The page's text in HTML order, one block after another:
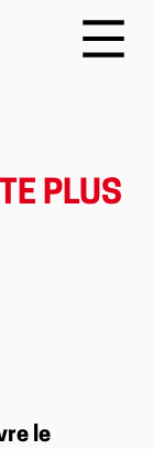
PLUS
le